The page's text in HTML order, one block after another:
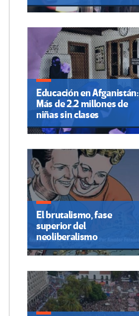
Educación en Afganistán:
Más de 2.2 millones de
niñas sin clases
El brutalismo, fase
superior del
neoliberalismo